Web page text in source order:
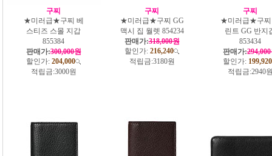
구찌
★미러급★구찌 베
스티즈 스몰 지갑
‎855384
판매가:300,000원
할인가: 204,000
적립금:3000원
구찌
★미러급★구찌 GG
맥시 집 월렛 854234
판매가:318,000원
할인가: 216,240
적립금:3180원
구찌
★미러급★구찌
린트 GG 반지
853434
판매가:
할인가: 199,920
적립금:2940